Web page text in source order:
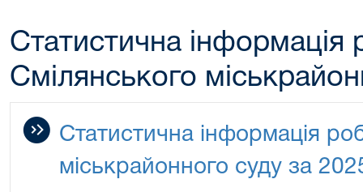
Статистична інформація
Смілянського
Статистична інформація
міськрайонного суду за